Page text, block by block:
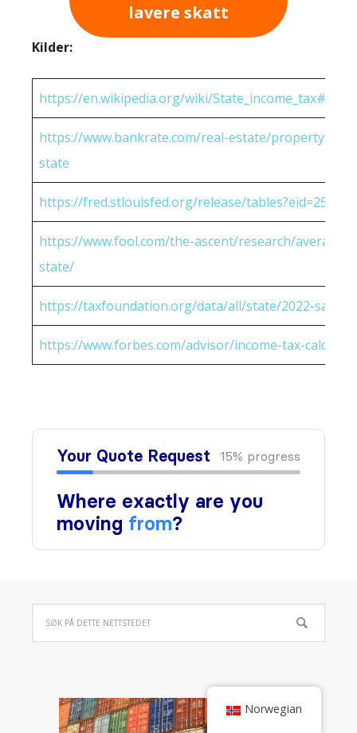
lavere skatt
Kilder:
https://en.wikipedia.org/wiki/
https://www.bankrate.com/real-estate/property-
state
https://fred.stlouisfed.org/release/
https://www.fool.com/the-ascent/research/average-
state/
https://taxfoundation.org/data/all/state/2022-sales-
https://www.forbes.com/advisor/income-tax-
Norwegian